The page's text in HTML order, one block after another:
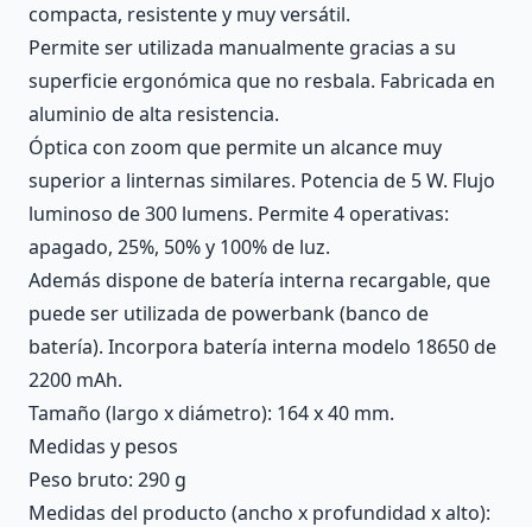
compacta, resistente y muy versátil.
Permite ser utilizada manualmente gracias a su
superficie ergonómica que no resbala. Fabricada en
aluminio de alta resistencia.
Óptica con zoom que permite un alcance muy
superior a linternas similares. Potencia de 5 W. Flujo
luminoso de 300 lumens. Permite 4 operativas:
apagado, 25%, 50% y 100% de luz.
Además dispone de batería interna recargable, que
puede ser utilizada de powerbank (banco de
batería). Incorpora batería interna modelo 18650 de
2200 mAh.
Tamaño (largo x diámetro): 164 x 40 mm.
Medidas y pesos
Peso bruto: 290 g
Medidas del producto (ancho x profundidad x alto):